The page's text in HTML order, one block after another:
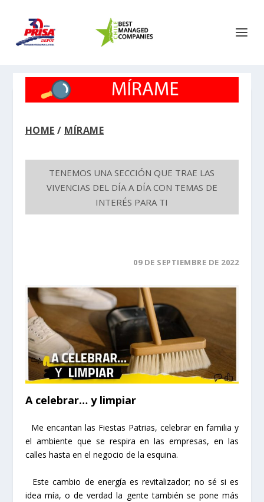
HOME / MÍRAME
TENEMOS UNA SECCIÓN QUE TRAE LAS
VIVENCIAS DEL DÍA A DÍA CON TEMAS DE
INTERÉS PARA TI
09 DE SEPTIEMBRE DE 2022
A celebrar… y limpiar
Me encantan las Fiestas Patrias, celebrar en familia y
el ambiente que se respira en las empresas, en las
calles hasta en el negocio de la esquina.
Este cambio de energía es revitalizador; no sé si es
idea mía, o de verdad la gente también se pone más